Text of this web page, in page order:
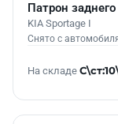
Патрон
KIA Sportage I
Снято с
На складе